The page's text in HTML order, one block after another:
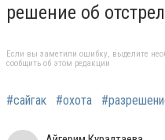
решение об
Если вы заметили ошибку, выделите
сообщить об этом редакции
#сайгак #охота